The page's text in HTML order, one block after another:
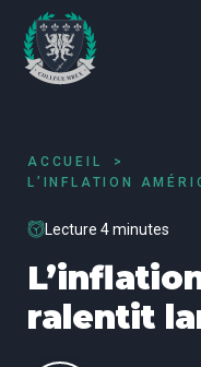
ACCUEIL
L’INFLATION
Lecture 4 minutes
ralentit